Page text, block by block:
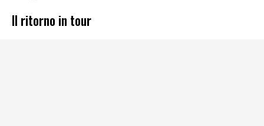
Il ritorno in tour